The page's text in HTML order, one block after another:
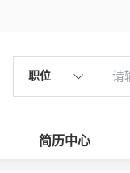
职位
简历中心